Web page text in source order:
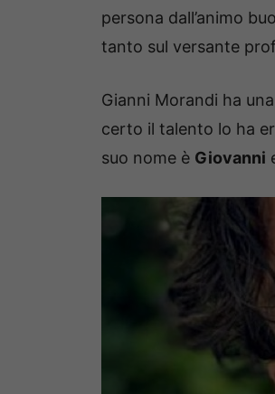
persona dall’animo
tanto sul versante
Gianni Morandi ha
certo il talento lo ha
suo nome è Giovanni